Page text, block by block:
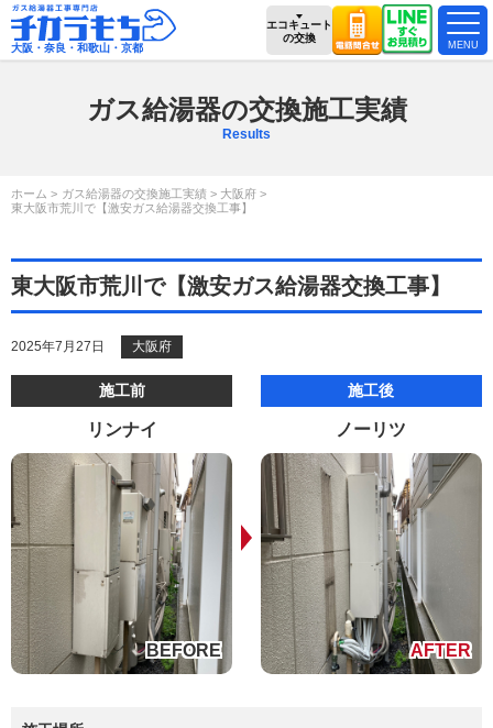
大阪・奈良・和歌山・京都
エコキュート
の交換
ガス給湯器の交換施工実績
Results
ホーム ガス給湯器の交換施工実績
大阪府
東大阪市荒川で【激安ガス給湯器交換工事】
東大阪市荒川で【激安ガス給湯器交換工事】
2025年7月27日 大阪府
施工前
リンナイ
施工後
ノーリツ